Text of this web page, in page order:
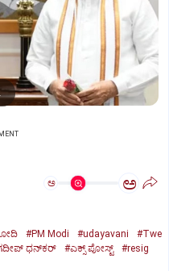
ಮೋದಿ
ಅ ಅ
#PM Modi #udayavani
#Twe
ಧನ್‌ಕರ್‌ #ಎಕ್ಸ್‌ ಪೋಸ್ಟ್
#resig